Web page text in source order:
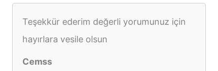
Teşekkür ederim değerli yorumunuz için
hayırlara vesile olsun
Cemss